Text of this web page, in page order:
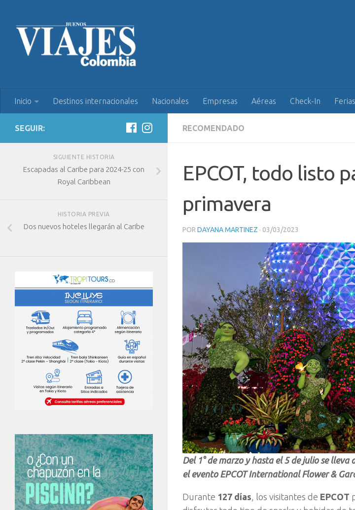
Inicio Destinos internacionales Nacionales Empresas Aéreas Check-In
RECOMENDADO
EPCOT, todo listo
primavera
POR DAYANA MARTINEZ · 03/03/2023
Del 1° de marzo y hasta el 5 de julio se
el evento EPCOT International Flower &
Durante 127 días , los visitantes de EPCOT
SEGUIR:
SIGUIENTE HISTORIA
Escapadas al Caribe para 2024-25 con
Royal Caribbean
HISTORIA PREVIA
Dos nuevos hoteles llegarán al Caribe